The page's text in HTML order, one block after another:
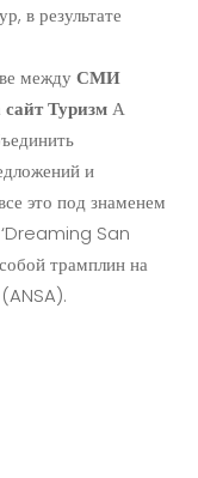
в результате
междуСМИ
сайтТуризмА
и
это под знаменем
‘Dreaming San
трамплин на